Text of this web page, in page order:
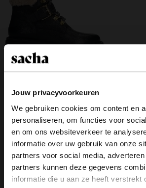
Jouw privacyvoorkeuren
We gebruiken cookies om content en
personaliseren, om functies voor
en om ons websiteverkeer te
informatie over uw gebruik van onze
partners voor social media,
partners kunnen deze gegevens
informatie die u aan ze heeft verstrekt
imitatie wol
130.00
52.00
Over Sacha
View this website in
It looks like your language isn't
you like to switch to English?